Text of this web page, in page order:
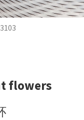
3103
flowers